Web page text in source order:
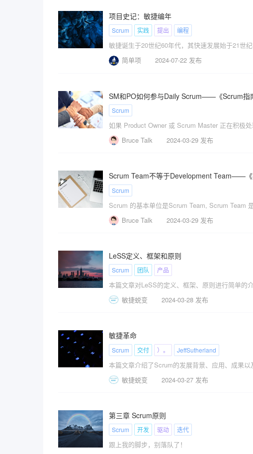
项目史记：敏捷编年
Scrum
实践 提出 编程
简单项
2024-07-22 发布
SM和PO如何参与Daily Scrum——《Scrum指
Scrum
如果 Product Owner 或 Scrum Master 正在积极
Bruce Talk
2024-03-29 发布
Scrum Team不等于Development Team——
Scrum
Scrum 的基本单位是Scrum Team, Scrum Team
Bruce Talk
2024-03-29 发布
LeSS定义、框架和原则
Scrum
团队 产品
本篇文章对LeSS的定义、框架、原则进行简单的
敏捷蜕变
2024-03-28 发布
敏捷革命
Scrum
交付 ）。 JeffSutherland
本篇文章介绍了Scrum的发展背景、应用、成果
敏捷蜕变
2024-03-27 发布
第三章 Scrum原则
Scrum
开发 驱动 迭代
跟上我的脚步，别落队了！